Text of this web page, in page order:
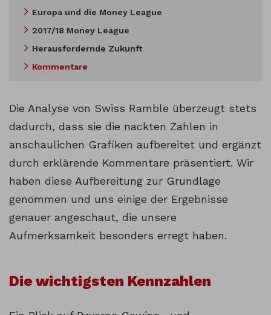
Europa und die Money League
2017/18 Money League
Herausfordernde Zukunft
Kommentare
Die Analyse von Swiss Ramble überzeugt stets
dadurch, dass sie die nackten Zahlen in
anschaulichen Grafiken aufbereitet und ergänzt
durch erklärende Kommentare präsentiert. Wir
haben diese Aufbereitung zur Grundlage
genommen und uns einige der Ergebnisse
genauer angeschaut, die unsere
Aufmerksamkeit besonders erregt haben.
Die wichtigsten Kennzahlen